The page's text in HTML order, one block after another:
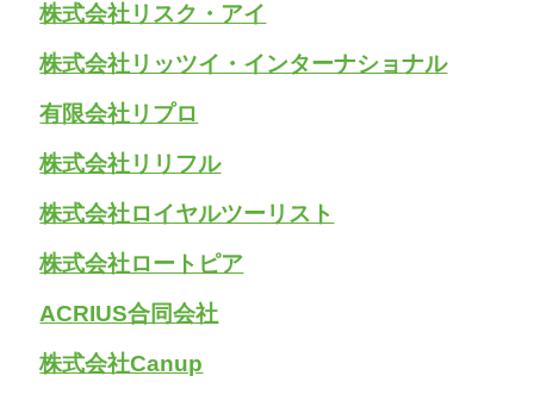
株式会社リスク・アイ
株式会社リッツイ・インターナショナル
有限会社リプロ
株式会社リリフル
株式会社ロイヤルツーリスト
株式会社ロートピア
ACRIUS合同会社
株式会社Canup